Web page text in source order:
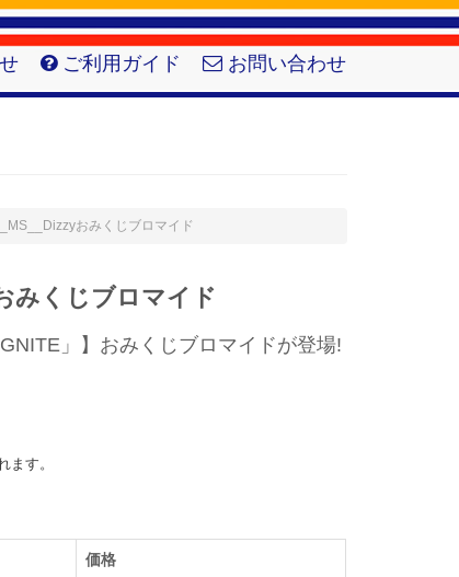
ご利用ガイド お問い合わせ
おみくじブロマイド
みくじブロマイド
」】おみくじブロマイドが登場!
ます。
価格